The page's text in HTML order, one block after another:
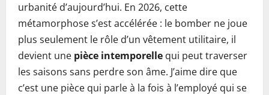
urbanité d’aujourd’hui. En 2026, cette
métamorphose s’est accélérée : le bomber ne joue
plus seulement le rôle d’un vêtement utilitaire, il
devient une pièce intemporelle qui peut traverser
les saisons sans perdre son âme. J’aime dire que
c’est une pièce qui parle à la fois à l’employé qui se